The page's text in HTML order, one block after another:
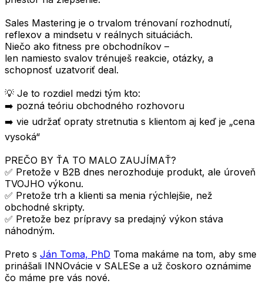
Sales Mastering je o trvalom trénovaní rozhodnutí,
reflexov a mindsetu v reálnych situáciách.
Niečo ako fitness pre obchodníkov –
len namiesto svalov trénuješ reakcie, otázky, a
schopnosť uzatvoriť deal.
💡 Je to rozdiel medzi tým kto:
➡️ pozná teóriu obchodného rozhovoru
➡️ vie udržať opraty stretnutia s klientom aj keď je „cena
vysoká“
PREČO BY ŤA TO MALO ZAUJÍMAŤ?
✅ Pretože v B2B dnes nerozhoduje produkt, ale úroveň
TVOJHO výkonu.
✅ Pretože trh a klienti sa menia rýchlejšie, než
obchodné skripty.
✅ Pretože bez prípravy sa predajný výkon stáva
náhodným.
Preto s Ján Toma, PhD Toma makáme na tom, aby sme
prinášali INNOvácie v SALESe a už čoskoro oznámime
čo máme pre vás nové.